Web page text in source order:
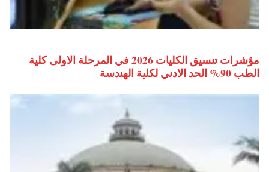
مؤشرات تنسيق الكليات 2026 في المرحلة الاولى كلية
الطب 90% الحد الادني لكلية الهندسة